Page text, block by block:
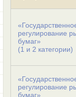
регулирование
бумаг»
(1 и 2 категории)
регулирование
бумаг»